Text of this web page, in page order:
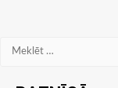
Meklēt: